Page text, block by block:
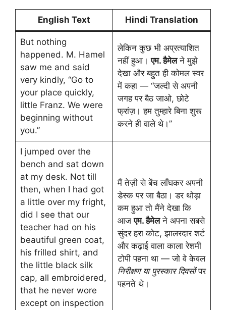
English Text Hindi Translation
But nothing
happened. M. Hamel
saw me and said
very kindly, “Go to
your place quickly,
little Franz. We were
beginning without
you.”
लेकिन कुछ भी अप्रत्याशित
नहीं हुआ।एम. हैमेलने मुझे
देखा और बहुत ही कोमल स्वर
में कहा — “जल्दी से अपनी
जगह पर बैठ जाओ, छोटे
फ्रांज़। हम तुम्हारे बिना शुरू
करने ही वाले थे।”
I jumped over the
bench and sat down
at my desk. Not till
then, when I had got
a little over my fright,
did I see that our
teacher had on his
beautiful green coat,
his frilled shirt, and
the little black silk
cap, all embroidered,
that he never wore
except on inspection
मैं तेज़ी से बेंच लाँघकर अपनी
डेस्क पर जा बैठा। डर थोड़ा
कम हुआ तो मैंने देखा कि
आजएम. हैमेलने अपना सबसे
सुंदर हरा कोट, झालरदार शर्ट
और कढ़ाई वाला काला रेशमी
टोपी पहना था — जो वे केवल
निरीक्षण या पुरस्कार दिवसोंपर
पहनते थे।